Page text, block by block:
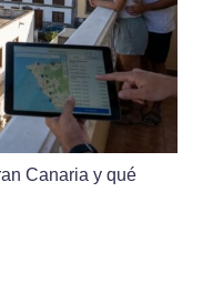
Canaria y qué